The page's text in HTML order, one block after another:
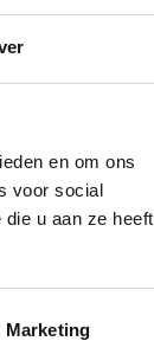
en om ons
voor social
u aan ze heeft
Marketing